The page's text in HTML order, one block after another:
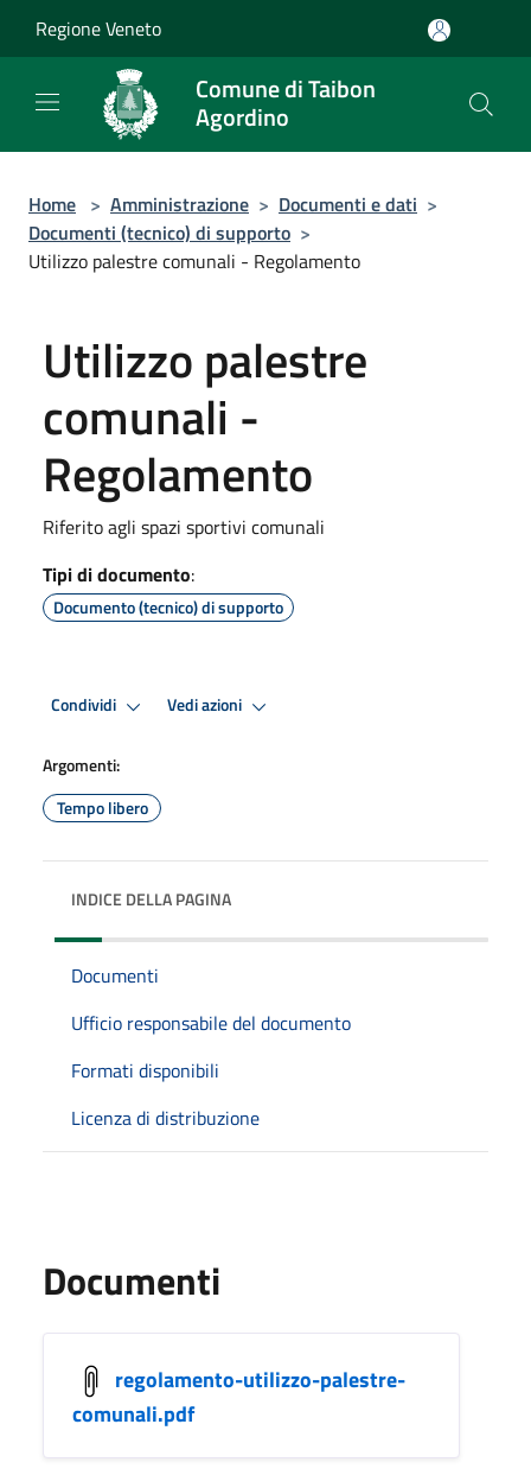
Regione Veneto
Comune di Taibon
Agordino
Home > Amministrazione > Documenti e dati >
Documenti (tecnico) di supporto >
Utilizzo palestre comunali - Regolamento
Utilizzo palestre
comunali -
Regolamento
Riferito agli spazi sportivi comunali
Tipi di documento:
Documento (tecnico) di supporto
Condividi Vedi azioni
Argomenti:
Tempo libero
INDICE DELLA PAGINA
Documenti
Ufficio responsabile del documento
Formati disponibili
Licenza di distribuzione
Documenti
regolamento-utilizzo-palestre-
comunali.pdf